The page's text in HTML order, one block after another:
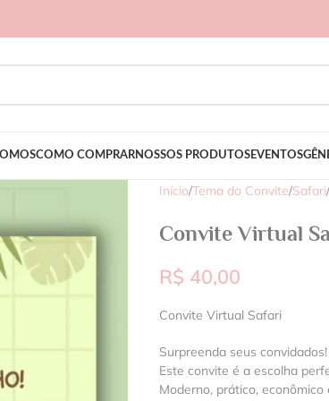
COMO COMPRARNOSSOS PRODUTOSEVENTOS
Início/Tema do Convite/Safari/
Convite Virtual
R$ 40,00
Convite Virtual Safari
Surpreenda seus convidados!
Este convite é a escolha
Moderno, prático,